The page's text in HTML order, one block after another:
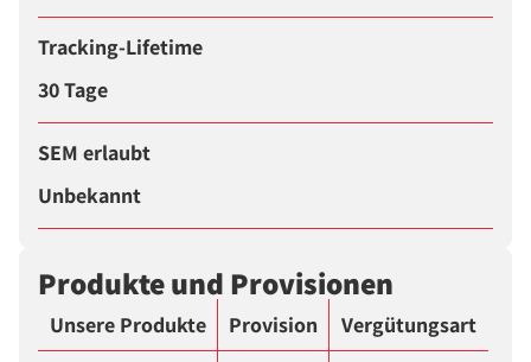
Tracking-Lifetime
30 Tage
SEM erlaubt
Unbekannt
Produkte und Provisionen
Unsere Produkte Provision
Vergütungsart